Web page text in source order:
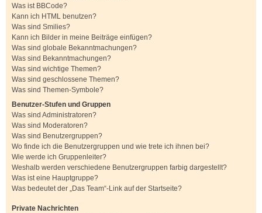
Was ist BBCode?
Kann ich HTML benutzen?
Was sind Smilies?
Kann ich Bilder in meine Beiträge einfügen?
Was sind globale Bekanntmachungen?
Was sind Bekanntmachungen?
Was sind wichtige Themen?
Was sind geschlossene Themen?
Was sind Themen-Symbole?
Benutzer-Stufen und Gruppen
Was sind Administratoren?
Was sind Moderatoren?
Was sind Benutzergruppen?
Wo finde ich die Benutzergruppen und wie trete ich ihnen bei?
Wie werde ich Gruppenleiter?
Weshalb werden verschiedene Benutzergruppen farbig dargestellt?
Was ist eine Hauptgruppe?
Was bedeutet der „Das Team“-Link auf der Startseite?
Private Nachrichten